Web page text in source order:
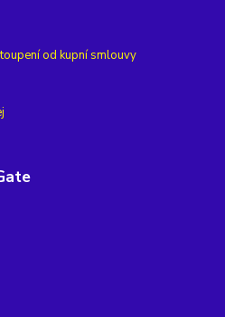
od kupní smlouvy